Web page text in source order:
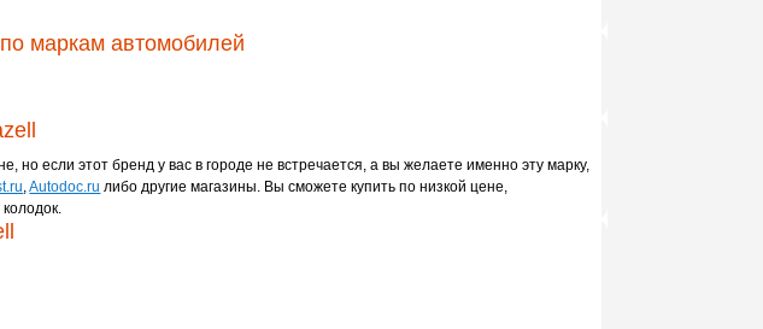
маркам автомобилей
но если этот бренд у вас в городе не встречается, а вы желаете именно эту марку,
,Autodoc.ru либо другие магазины. Вы сможете купить по низкой цене,